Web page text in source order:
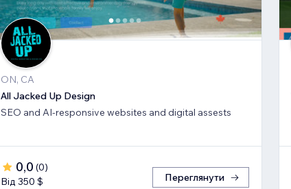
ON, CA
All Jacked Up Design
SEO and AI-responsive websites and digital assests
0,0 (0)
Від 350 $
Переглянути